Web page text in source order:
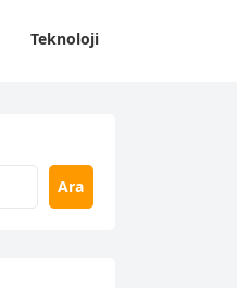
Teknoloji
Ara